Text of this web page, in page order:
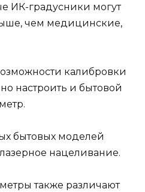
ИК-градусники могут
чем медицинские,
калибровки
настроить и бытовой
бытовых моделей
нацеливание.
также различают